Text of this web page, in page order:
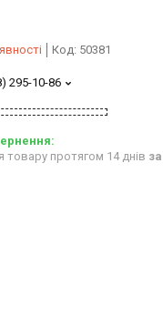
Код: 50381
295-10-86
товару протягом 14 днів